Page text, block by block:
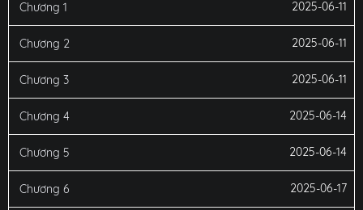
Chương 1 2025-06-11
Chương 2 2025-06-11
Chương 3 2025-06-11
Chương 4 2025-06-14
Chương 5 2025-06-14
Chương 6 2025-06-17